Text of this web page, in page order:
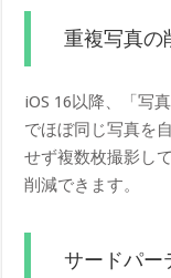
重複写真の
iOS 16以降、「写
でほぼ同じ写真を
せず複数枚撮影し
削減できます。
サードパー